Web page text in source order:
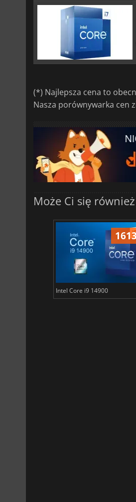
(*) Najlepsza cena to
Nasza porównywarka cen
Może Ci się
Intel Core i9 14900